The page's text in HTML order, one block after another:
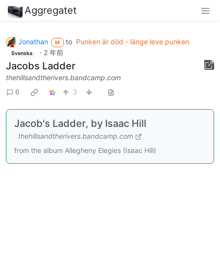
Aggregatet
Jonathan M to Punken är död - länge leve punken
Svenska · 2 年前
Jacobs Ladder
thehillsandtherivers.bandcamp.com
6
3
Jacob's Ladder, by Isaac Hill
thehillsandtherivers.bandcamp.com
from the album Allegheny Elegies (Isaac Hill)